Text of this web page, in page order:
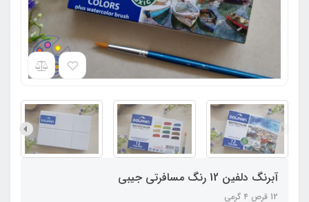
آبرنگ دلفین 12 رنگ مسافرتی جیبی
12 قرص ۴ گرمی